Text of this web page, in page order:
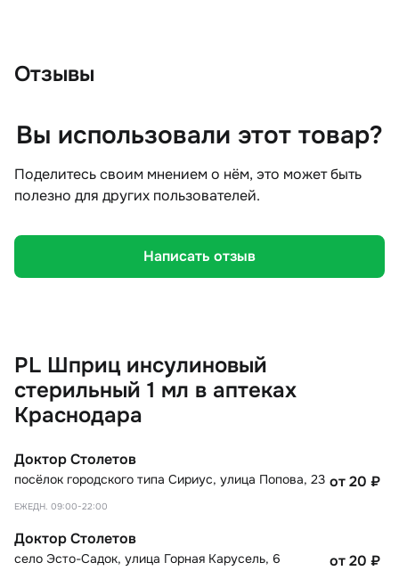
Отзывы
Вы использовали этот товар?
Поделитесь своим мнением о нём, это может быть
полезно для других пользователей.
Написать отзыв
PL Шприц инсулиновый
стерильный 1 мл в аптеках
Краснодара
Доктор Столетов
посёлок городского типа Сириус, улица Попова, 23
ЕЖЕДН. 09:00-22:00
от 20 ₽
Доктор Столетов
село Эсто-Садок, улица Горная Карусель, 6 от 20 ₽